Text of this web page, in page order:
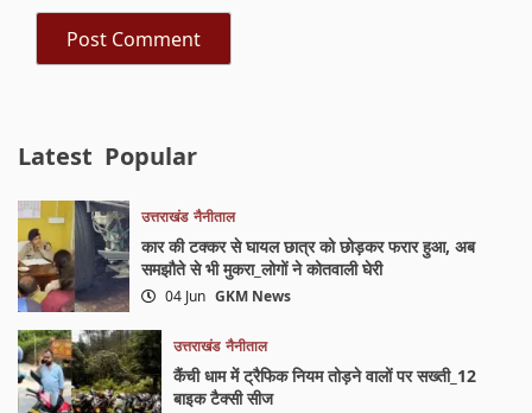
Latest Popular
उत्तराखंड नैनीताल
कार की टक्कर से घायल छात्र को छोड़कर फरार हुआ, अब
समझौते से भी मुकरा_लोगों ने कोतवाली घेरी
04 Jun GKM News
उत्तराखंड नैनीताल
कैंची धाम में ट्रैफिक नियम तोड़ने वालों पर सख्ती_12
बाइक टैक्सी सीज